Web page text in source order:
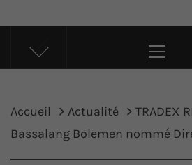
UP
L’actualité d’ici et
Accueil Actualité
​TRADEX
Bassalang Bolemen nommé